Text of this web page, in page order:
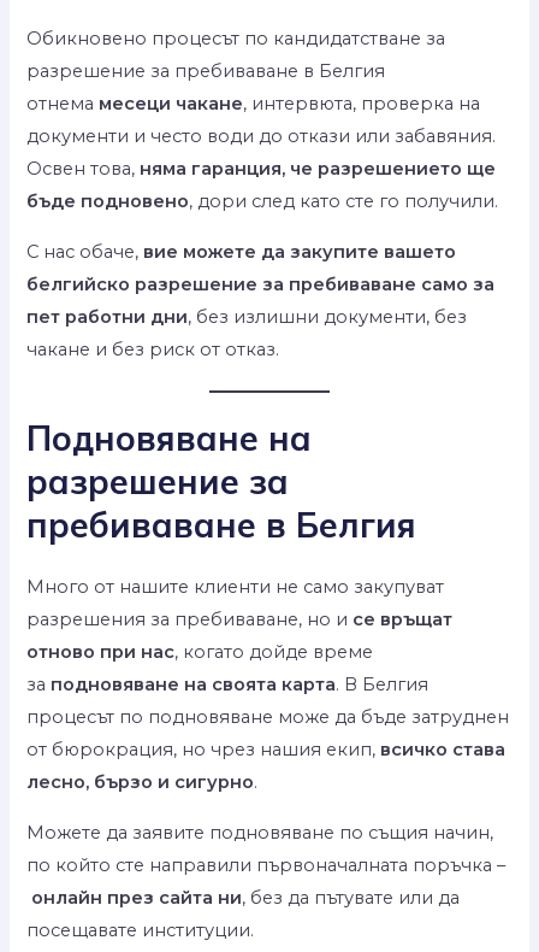
Обикновено процесът по кандидатстване за
разрешение за пребиваване в Белгия
отнема месеци чакане, интервюта, проверка на
документи и често води до откази или забавяния.
Освен това, няма гаранция, че разрешението ще
бъде подновено, дори след като сте го получили.
С нас обаче, вие можете да закупите вашето
белгийско разрешение за пребиваване само за
пет работни дни, без излишни документи, без
чакане и без риск от отказ.
Подновяване на
разрешение за
пребиваване в Белгия
Много от нашите клиенти не само закупуват
разрешения за пребиваване, но и се връщат
отново при нас, когато дойде време
за подновяване на своята карта. В Белгия
процесът по подновяване може да бъде затруднен
от бюрокрация, но чрез нашия екип, всичко става
лесно, бързо и сигурно.
Можете да заявите подновяване по същия начин,
по който сте направили първоначалната поръчка –
онлайн през сайта ни, без да пътувате или да
посещавате институции.